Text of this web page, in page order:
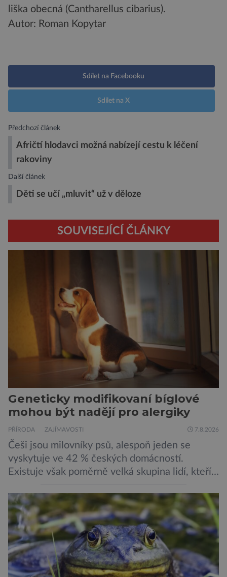
liška obecná (Cantharellus cibarius).
Autor: Roman Kopytar
Sdílet na Facebooku
Sdílet na X
Předchozí článek
Afričtí hlodavci možná nabízejí cestu k léčení
rakoviny
Další článek
Děti se učí „mluvit“ už v děloze
SOUVISEJÍCÍ ČLÁNKY
Geneticky modifikovaní bíglové
mohou být nadějí pro alergiky
PŘÍRODA ZAJÍMAVOSTI 7.8.2026
Češi jsou milovníky psů, alespoň jeden se
vyskytuje ve 42 % českých domácností.
Existuje však poměrně velká skupina lidí, kteří
jsou alergičtí. Jejich imunitní systém
přecitlivěle reaguje na proteiny obsažené v
psích slinách, potu, moči a šupinkách kůže,
zachycených v srsti. Vědci nyní geneticky
upravili psy, aby […]